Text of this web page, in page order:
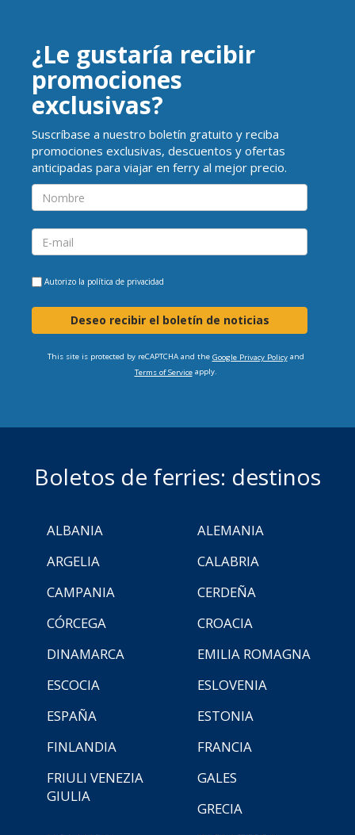
¿Le gustaría recibir
promociones
exclusivas?
Suscríbase a nuestro boletín gratuito y reciba
promociones exclusivas, descuentos y ofertas
anticipadas para viajar en ferry al mejor precio.
Autorizo la política de privacidad
Deseo recibir el boletín de noticias
This site is protected by reCAPTCHA and the Google Privacy Policyand
Terms of Serviceapply.
Boletos de ferries: destinos
ALBANIA
ALEMANIA
ARGELIA
CALABRIA
CAMPANIA
CERDEÑA
CÓRCEGA
CROACIA
DINAMARCA
EMILIA ROMAGNA
ESCOCIA
ESLOVENIA
ESPAÑA
ESTONIA
FINLANDIA
FRANCIA
FRIULI VENEZIA
GIULIA
GALES
GRECIA